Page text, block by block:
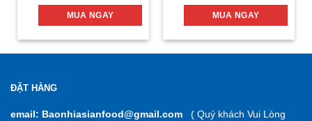
MUA NGAY MUA NGAY
ĐẶT HÀNG
email: Baonhiasianfood@gmail.com ( Quý khách Vui Lòng